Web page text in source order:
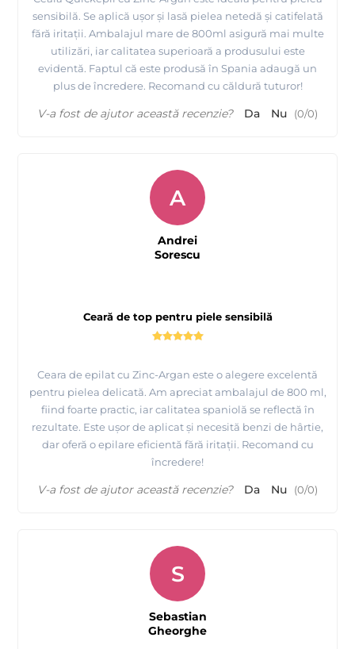
sensibilă. Se aplică ușor și lasă pielea netedă și catifelată
fără iritații. Ambalajul mare de 800ml asigură mai multe
utilizări, iar calitatea superioară a produsului este
evidentă. Faptul că este produsă în Spania adaugă un
plus de încredere. Recomand cu căldură tuturor!
V-a fost de ajutor această recenzie? Da Nu (0/0)
Ceară de top pentru piele sensibilă
Ceara de epilat cu Zinc-Argan este o alegere excelentă
pentru pielea delicată. Am apreciat ambalajul de 800 ml,
fiind foarte practic, iar calitatea spaniolă se reflectă în
rezultate. Este ușor de aplicat și necesită benzi de hârtie,
dar oferă o epilare eficientă fără iritații. Recomand cu
încredere!
A
Andrei
Sorescu
V-a fost de ajutor această recenzie? Da Nu (0/0)
S
Sebastian
Gheorghe